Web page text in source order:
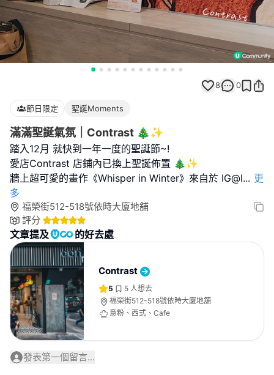
8 0
節日限定 聖誕Moments
滿滿聖誕氣氛｜Contrast 🎄✨
踏入12月 就快到一年一度的聖誕節~!
愛店Contrast 店鋪內已換上聖誕佈置 🎄✨
牆上超可愛的畫作《Whisper in Winter》來自於 IG@l... 更
多
福榮街512-518號依時大廈地舖
評分
文章提及 的好去處
Contrast
5 5 人想去
福榮街512-518號依時大廈地舖
意粉、西式、Cafe
發表第一個留言...